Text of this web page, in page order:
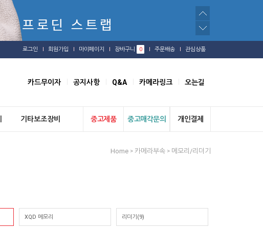
로그인 회원가입 마이페이지 장바구니 0 주문배송 관심상품
카드무이자 공지사항 Q&A 카메라링크 오는길
기타보조장비 중고제품 중고매각문의 개인결제
Home > 카메라부속 > 메모리/리더기
XQD 메모리 리더기(9)